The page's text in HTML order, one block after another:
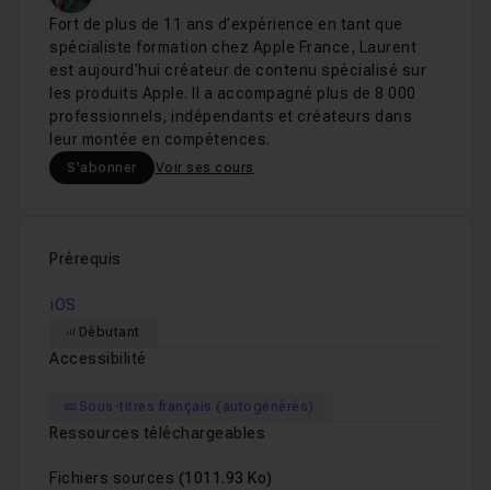
Fort de plus de 11 ans d’expérience en tant que
spécialiste formation chez Apple France, Laurent
est aujourd’hui créateur de contenu spécialisé sur
les produits Apple. Il a accompagné plus de 8 000
professionnels, indépendants et créateurs dans
leur montée en compétences.
S'abonner Voir ses cours
Prérequis
iOS
Débutant
Accessibilité
Sous-titres français (autogénérés)
Ressources téléchargeables
Fichiers sources (1011.93 Ko)